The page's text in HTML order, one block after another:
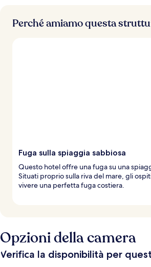
Perché amiamo questa
Fuga sulla spiaggia sabbiosa
Questo hotel offre una fuga su una
Situati proprio sulla riva del mare, gli
vivere una perfetta fuga costiera.
Opzioni della camera
Verifica la disponibilità per